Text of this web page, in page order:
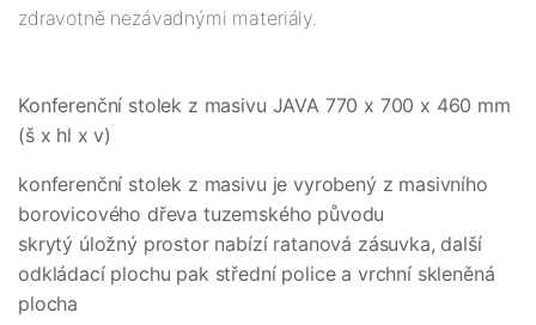
zdravotně nezávadnými materiály.
Konferenční stolek z masivu JAVA 770 x 700 x 460 mm
(š x hl x v)
konferenční stolek z masivu je vyrobený z masivního
borovicového dřeva tuzemského původu
skrytý úložný prostor nabízí ratanová zásuvka, další
odkládací plochu pak střední police a vrchní skleněná
plocha